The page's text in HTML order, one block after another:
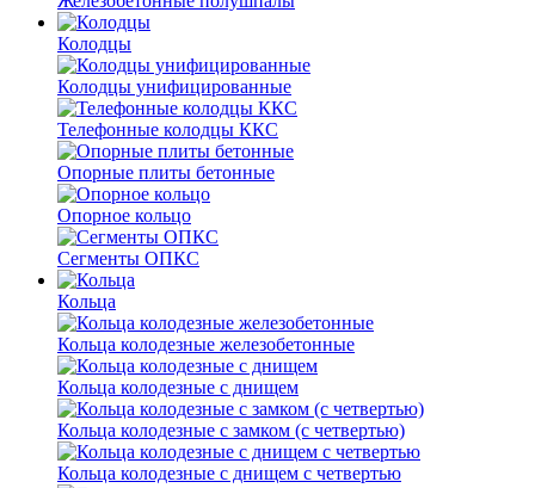
Колодцы
Колодцы унифицированные
Телефонные колодцы ККС
Опорные плиты бетонные
Опорное кольцо
Сегменты ОПКС
Кольца
Кольца колодезные железобетонные
Кольца колодезные с днищем
Кольца колодезные с замком (с четвертью)
Кольца колодезные с днищем с четвертью